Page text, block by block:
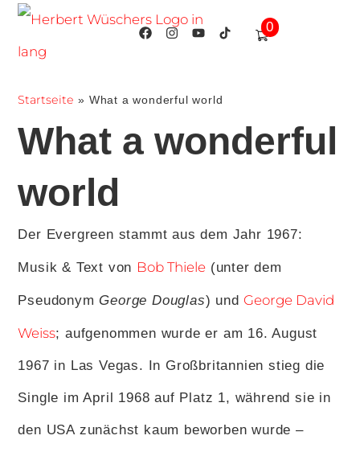
0
Startseite » What a wonderful world
What a wonderful
world
Der Evergreen stammt aus dem Jahr 1967:
Musik & Text von Bob Thiele (unter dem
PseudonymGeorge Douglas) und George David
Weiss; aufgenommen wurde er am 16. August
1967 in Las Vegas. In Großbritannien stieg die
Single im April 1968 auf Platz 1, während sie in
den USA zunächst kaum beworben wurde –